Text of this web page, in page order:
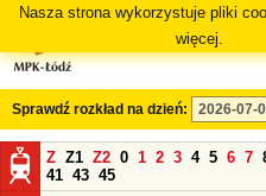
Nasza strona wykorzystuje pliki
więcej.
Sprawdź rozkład na dzień:
Z Z1 Z2 0 1 2 3 4 5 6 7
41 43 45